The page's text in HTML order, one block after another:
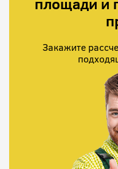
Закажите